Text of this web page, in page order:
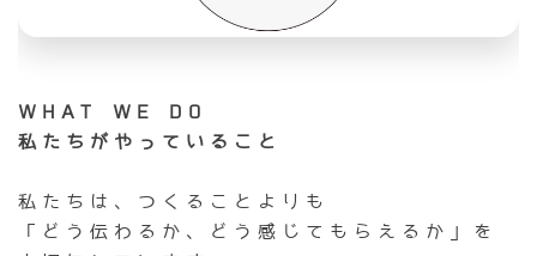
WHAT WE DO
私たちがやっていること
私たちは、つくることよりも
「どう伝わるか、どう感じてもらえるか」を